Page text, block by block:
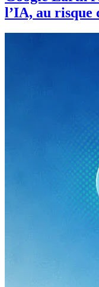
l’IA, au risque